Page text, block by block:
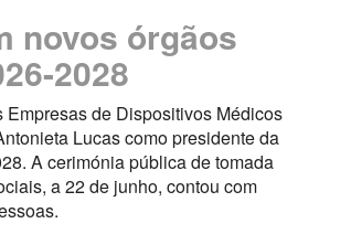
novos órgãos
2028
de Dispositivos Médicos
Lucas como presidente da
A cerimónia pública de tomada
a 22 de junho, contou com